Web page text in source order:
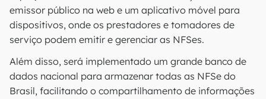
emissor público na web e um aplicativo móvel para
dispositivos, onde os prestadores e tomadores de
serviço podem emitir e gerenciar as NFSes.
Além disso, será implementado um grande banco de
dados nacional para armazenar todas as NFSe do
Brasil, facilitando o compartilhamento de informações